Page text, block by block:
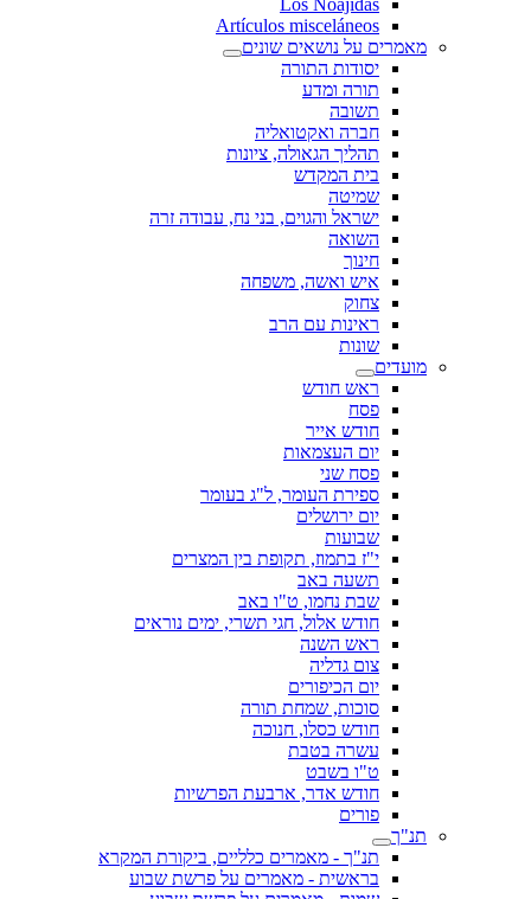
Los Noájidas
Artículos misceláneos
מאמרים על נושאים שונים
יסודות התורה
תורה ומדע
תשובה
חברה ואקטואליה
תהליך הגאולה, ציונות
בית המקדש
שמיטה
ישראל והגוים, בני נח, עבודה זרה
השואה
חינוך
איש ואשה, משפחה
צחוק
ראינות עם הרב
שונות
מועדים
ראש חודש
פסח
חודש אייר
יום העצמאות
פסח שני
ספירת העומר, ל"ג בעומר
יום ירושלים
שבועות
י"ז בתמוז, תקופת בין המצרים
תשעה באב
שבת נחמו, ט"ו באב
חודש אלול, חגי תשרי, ימים נוראים
ראש השנה
צום גדליה
יום הכיפורים
סוכות, שמחת תורה
חודש כסלו, חנוכה
עשרה בטבת
ט"ו בשבט
חודש אדר, ארבעת הפרשיות
פורים
תנ"ך
תנ"ך - מאמרים כלליים, ביקורת המקרא
בראשית - מאמרים על פרשת שבוע